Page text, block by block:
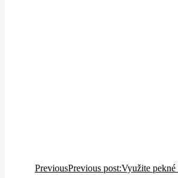
PreviousPrevious post:Využite pekné